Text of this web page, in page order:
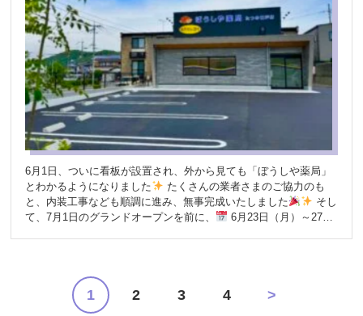
ぷり・優しい味付けのお弁当 新鮮なお野菜の販売も同時開催！
「一度食べたら、また食べたくなる！」と評判のお弁当。ぜひお
気軽にお立ち寄りください
■店舗情報 ぼうしや薬局 たつの神
戸店〒671-1643 兵庫県たつの市揖保川町神戸北山223-6
0791-
76-7633
無料駐車場あり／たつの南眼科 西隣／JR竜野駅から約
5分／国道2号線沿い 新しい場所でのスタートに、少し緊張しなが
らも、地域のみなさまとの出会いを心から楽しみにしています。
これからどうぞ、よろしくお願いいたします。
6月1日、ついに看板が設置され、外から見ても「ぼうしや薬局」
とわかるようになりました
たくさんの業者さまのご協力のも
と、内装工事なども順調に進み、無事完成いたしました
て、7月1日のグランドオープンを前に、
6月23日（月）～27日
お願いいたします！ 【たつの神戸店】 〠 671-1643 住所：たつの
市揖保川町神戸北山223－6 (たつの南眼科さま 西隣) 電話：
0791-76-7633 FAX：0791-76-7677 メール：
1 2 3 4 >